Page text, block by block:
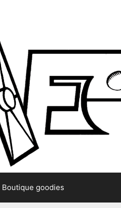
Boutique goodies